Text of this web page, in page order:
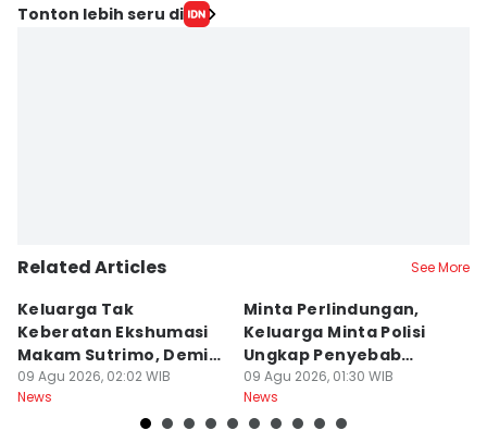
Editor
Tonton lebih seru di
Related Articles See More
Keluarga Tak
Keberatan Ekshumasi
Makam Sutrimo, Demi
Usut Kematian
Almarhum
09 Agu 2026, 02:02 WIB
News
Minta Perlindungan,
Keluarga Minta Polisi
Ungkap Penyebab
Kematian Sutrimo
09 Agu 2026, 01:30 WIB
News